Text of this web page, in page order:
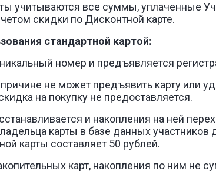
учитываются все суммы, уплаченные
скидки по Дисконтной карте.
стандартной картой:
номер и предъявляется
не может предъявить карту или
на покупку не предоставляется.
и накопления на ней
карты в базе данных
карты составляет 50 рублей.
карт, накопления по ним не